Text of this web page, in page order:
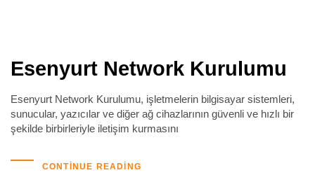
Esenyurt Network Kurulumu
Esenyurt Network Kurulumu, işletmelerin bilgisayar sistemleri,
sunucular, yazıcılar ve diğer ağ cihazlarının güvenli ve hızlı bir
şekilde birbirleriyle iletişim kurmasını
CONTINUE READING